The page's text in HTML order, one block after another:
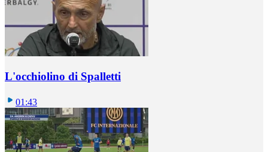
L'occhiolino di Spalletti
01:43